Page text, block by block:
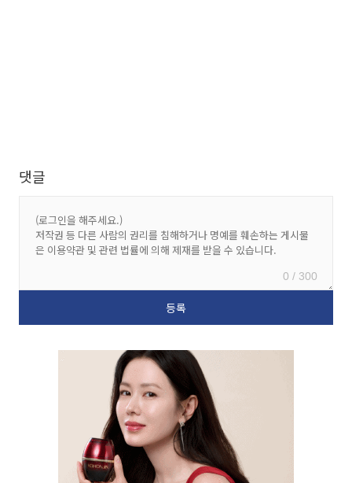
댓글
0 / 300